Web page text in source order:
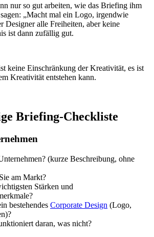
nur so gut arbeiten, wie das Briefing ihm
„Macht mal ein Logo, irgendwie
Designer alle Freiheiten, aber keine
ist dann zufällig gut.
keine Einschränkung der Kreativität, es ist
Kreativität entstehen kann.
Briefing-Checkliste
(kurze Beschreibung, ohne
am Markt?
Stärken und
bestehendes Corporate Design (Logo,
daran, was nicht?